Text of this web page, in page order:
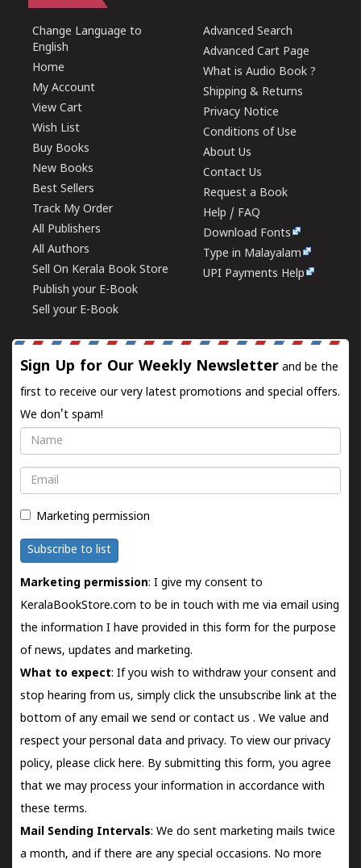
Change Language to
English
Home
My Account
View Cart
Wish List
Buy Books
New Books
Best Sellers
Track My Order
All Publishers
All Authors
Sell On Kerala Book Store
Publish your E-Book
Sell your E-Book
Advanced Search
Advanced Cart Page
What is Audio Book ?
Shipping & Returns
Privacy Notice
Conditions of Use
About Us
Contact Us
Request a Book
Help / FAQ
Download Fonts
Type in Malayalam
UPI Payments Help
Sign Up for Our Weekly Newsletter and be the
first to receive our very latest promotions and special offers.
We don't spam!
Name
Email
Marketing permission
Subscribe to list
Marketing permission: I give my consent to
KeralaBookStore.com to be in touch with me via email using
the information I have provided in this form for the purpose
of news, updates and marketing.
What to expect: If you wish to withdraw your consent and
stop hearing from us, simply click the unsubscribe link at the
bottom of any email we send orcontact us . We value and
respect your personal data and privacy. To view our privacy
policy, please click here. By submitting this form, you agree
that we may process your information in accordance with
these terms.
Mail Sending Intervals: We do sent marketing mails twice
a month, and if there are any special occasions. No more